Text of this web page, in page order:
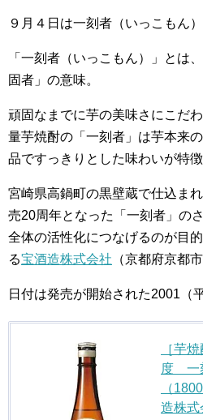
９月４日は一刻者（いっこもん）
「一刻者（いっこもん）」とは
固者」の意味。
頑固なまでに芋の美味さにこだ
量芋焼酎の「一刻者」は芋本来
品ですっきりとした味わいが特徴
宮崎県高鍋町の黒壁蔵で仕込ま
売20周年となった「一刻者」の
全体の活性化につなげるのが目
る宝酒造株式会社 （京都府京都
日付は発売が開始された2001（
［芋
度 一
（
造株式